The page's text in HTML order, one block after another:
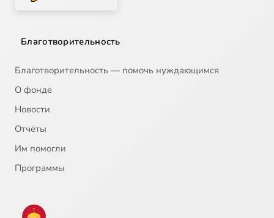
Благотворительность
Благотворительность — помочь нуждающимся
О фонде
Новости
Отчёты
Им помогли
Программы